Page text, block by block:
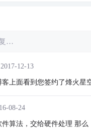
…
2017-12-13
上面看到您签约了烽火星
08-24
算法，交给硬件处理 那